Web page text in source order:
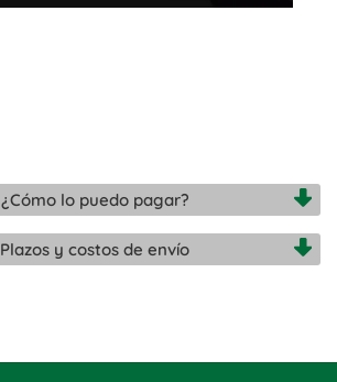
¿Cómo lo puedo pagar?
Plazos y costos de envío